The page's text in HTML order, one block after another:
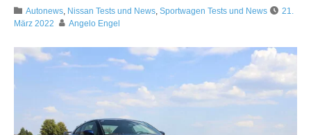
Autonews, Nissan Tests und News, Sportwagen Tests und News
21.
März 2022
Angelo Engel